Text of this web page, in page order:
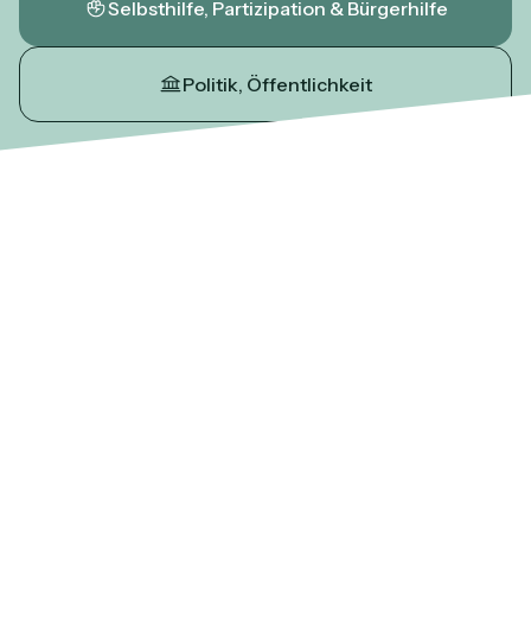
Selbsthilfe, Partizipation & Bürgerhilfe
Politik, Öffentlichkeit